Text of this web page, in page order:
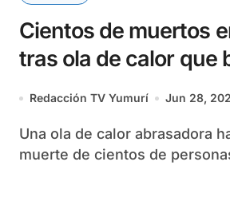
Cientos de muertos
tras ola de calor que
récords
Redacción TV Yumurí Jun 28,
Una ola de calor abrasadora ha causado la
muerte de cientos de